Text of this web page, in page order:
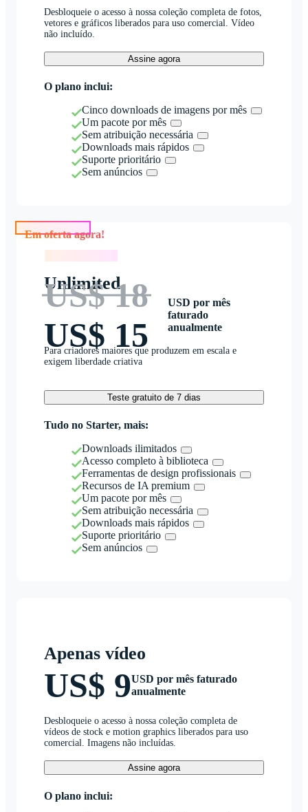
Desbloqueie o acesso à nossa coleção completa de fotos,
vetores e gráficos liberados para uso comercial. Vídeo
não incluído.
Assine agora
O plano inclui:
Cinco downloads de imagens por mês
Um pacote por mês
Sem atribuição necessária
Downloads mais rápidos
Suporte prioritário
Sem anúncios
Unlimited
US$ 18
US$ 15
USD por mês
faturado
anualmente
Para criadores maiores que produzem em escala e
exigem liberdade criativa
Teste gratuito de 7 dias
Tudo no Starter, mais:
Downloads ilimitados
Acesso completo à biblioteca
Ferramentas de design profissionais
Recursos de IA premium
Um pacote por mês
Sem atribuição necessária
Downloads mais rápidos
Suporte prioritário
Sem anúncios
Apenas vídeo
US$ 9USD por mês faturado
anualmente
Desbloqueie o acesso à nossa coleção completa de
vídeos de stock e motion graphics liberados para uso
comercial. Imagens não incluídas.
Assine agora
O plano inclui: